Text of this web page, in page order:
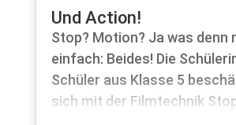
Und Action!
Stop? Motion? Ja was denn
einfach: Beides! Die
Schüler aus Klasse 5
sich mit der Filmtechnik